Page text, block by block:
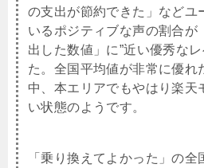
の支出が節約できた」などユ
いるポジティブな声の割合が
出した数値」に”近い優秀な
た。全国平均値が非常に優れ
中、本エリアでもやはり楽天
い状態のようです。
「乗り換えてよかった」の全